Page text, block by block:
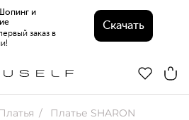
и
заказ в
Скачать
Платье SHARON